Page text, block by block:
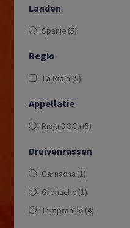
Landen
Spanje (5)
Regio
La Rioja (5)
Appellatie
Rioja DOCa (5)
Druivenrassen
Garnacha (1)
Grenache (1)
Tempranillo (4)